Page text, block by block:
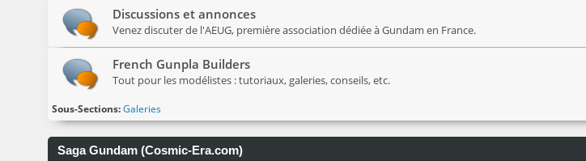
Discussions et annonces
Venez discuter de l'AEUG, première association dédiée à Gundam en France.
French Gunpla Builders
Tout pour les modélistes : tutoriaux, galeries, conseils, etc.
Sous-Sections Galeries
Saga Gundam (Cosmic-Era.com)